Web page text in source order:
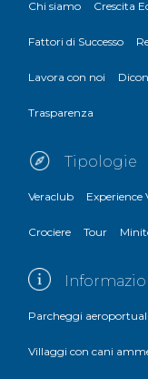
Chi siamo Crescita
Fattori di Successo
Lavora con noi
Trasparenza
Tipologie
Veraclub Experience
Crociere Tour
Parcheggi aeroportuali
Villaggi con cani